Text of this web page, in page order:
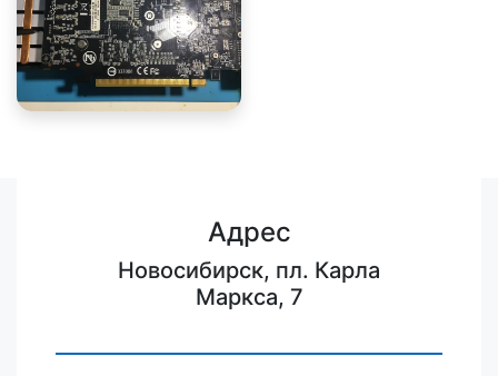
Адрес
Новосибирск, пл. Карла
Маркса, 7